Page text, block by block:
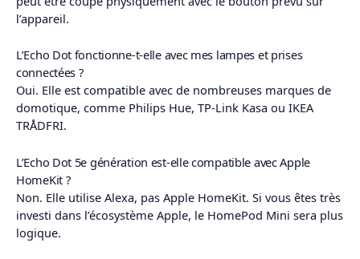
l’appareil.
L’Echo Dot fonctionne-t-elle avec mes lampes et prises
connectées ?
Oui. Elle est compatible avec de nombreuses marques de
domotique, comme Philips Hue, TP-Link Kasa ou IKEA
TRÅDFRI.
L’Echo Dot 5e génération est-elle compatible avec Apple
HomeKit ?
Non. Elle utilise Alexa, pas Apple HomeKit. Si vous êtes très
investi dans l’écosystème Apple, le HomePod Mini sera plus
logique.